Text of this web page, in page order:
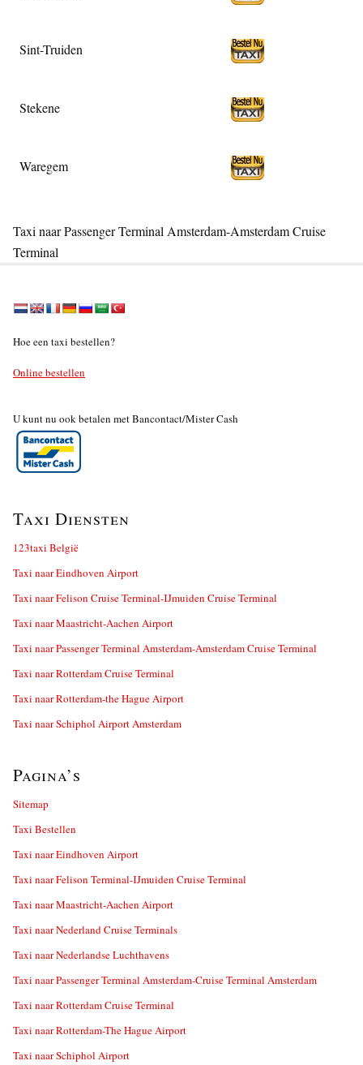
Sint-Truiden
Stekene
Waregem
Taxi naar Passenger Terminal Amsterdam-Amsterdam Cruise
Terminal
Hoe een taxi bestellen?
Online bestellen
U kunt nu ook betalen met Bancontact/Mister Cash
Taxi Diensten
123taxi België
Taxi naar Eindhoven Airport
Taxi naar Felison Cruise Terminal-IJmuiden Cruise Terminal
Taxi naar Maastricht-Aachen Airport
Taxi naar Passenger Terminal Amsterdam-Amsterdam Cruise Terminal
Taxi naar Rotterdam Cruise Terminal
Taxi naar Rotterdam-the Hague Airport
Taxi naar Schiphol Airport Amsterdam
Pagina’s
Sitemap
Taxi Bestellen
Taxi naar Eindhoven Airport
Taxi naar Felison Terminal-IJmuiden Cruise Terminal
Taxi naar Maastricht-Aachen Airport
Taxi naar Nederland Cruise Terminals
Taxi naar Nederlandse Luchthavens
Taxi naar Passenger Terminal Amsterdam-Cruise Terminal Amsterdam
Taxi naar Rotterdam Cruise Terminal
Taxi naar Rotterdam-The Hague Airport
Taxi naar Schiphol Airport